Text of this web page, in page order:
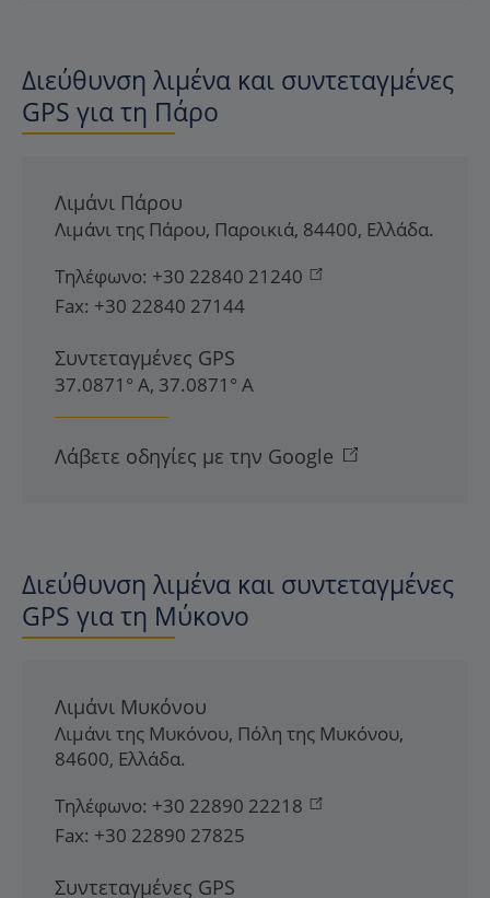
Διεύθυνση λιμένα και συντεταγμένες
GPS για τη Πάρο
Λιμάνι Πάρου
Λιμάνι της Πάρου, Παροικιά, 84400, Ελλάδα.
Τηλέφωνο: +30 22840 21240
Fax: +30 22840 27144
Συντεταγμένες GPS
37.0871° Α, 37.0871° Α
Λάβετε οδηγίες με την Google
Διεύθυνση λιμένα και συντεταγμένες
GPS για τη Μύκονο
Λιμάνι Μυκόνου
Λιμάνι της Μυκόνου, Πόλη της Μυκόνου,
84600, Ελλάδα.
Τηλέφωνο: +30 22890 22218
Fax: +30 22890 27825
Συντεταγμένες GPS